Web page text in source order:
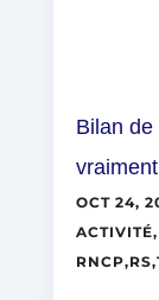
Bilan de
OCT 24,
ACTIVITÉ,